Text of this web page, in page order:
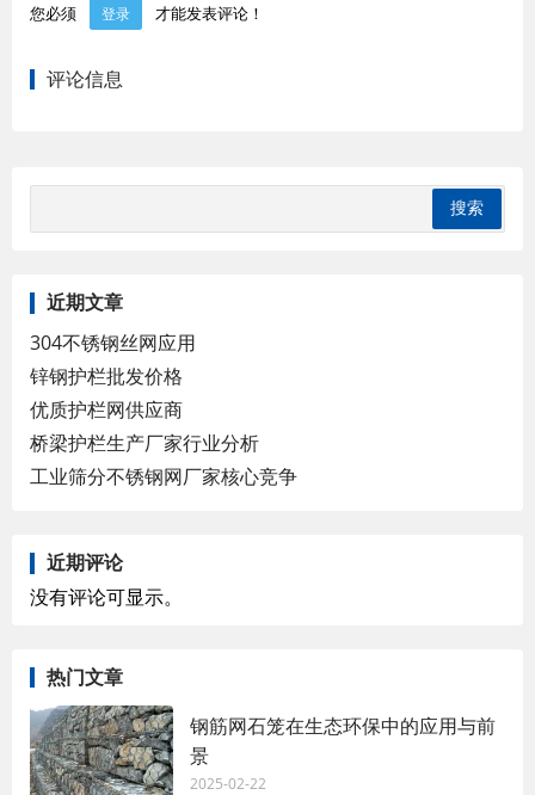
您必须 登录 才能发表评论！
评论信息
近期文章
304不锈钢丝网应用
锌钢护栏批发价格
优质护栏网供应商
桥梁护栏生产厂家行业分析
工业筛分不锈钢网厂家核心竞争
近期评论
没有评论可显示。
热门文章
钢筋网石笼在生态环保中的应用与前
景
2025-02-22